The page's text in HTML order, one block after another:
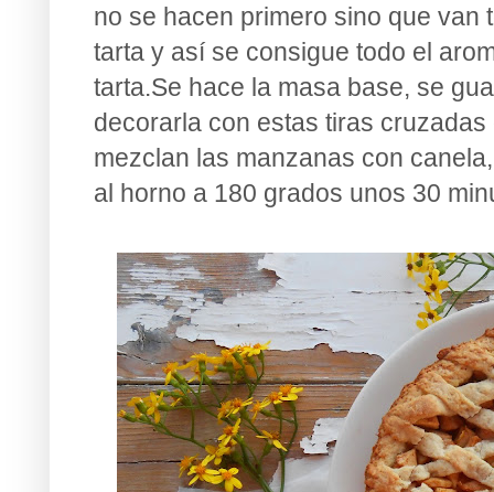
no se hacen primero sino que van
tarta y así se consigue todo el
tarta.Se hace la masa base, se
decorarla con estas tiras
mezclan las manzanas con
al horno a 180 grados unos 30